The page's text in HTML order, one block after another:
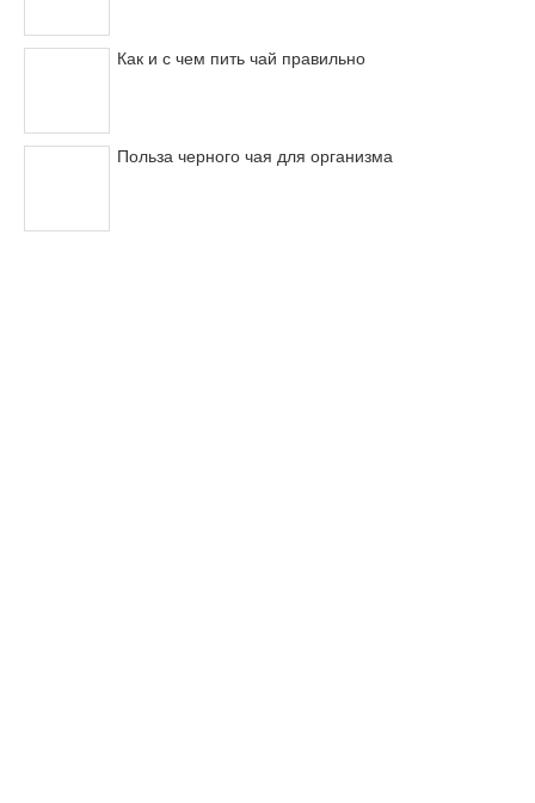
Как и с чем пить чай правильно
Польза черного чая для организма